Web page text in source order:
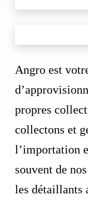
Angro est
propres
collectons et
l’importation
souvent de
les détaillants